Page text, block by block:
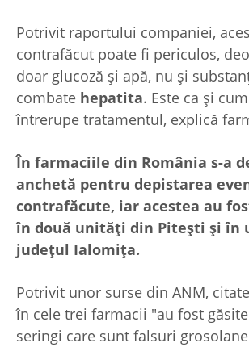
Potrivit raportului companiei,
contrafăcut poate fi periculos,
doar glucoză şi apă, nu şi
combate hepatita. Este ca şi
întrerupe tratamentul, explică
În farmaciile din România s-a
anchetă pentru depistarea
contrafăcute, iar acestea au
în două unităţi din Piteşti şi în
judeţul Ialomiţa.
Potrivit unor surse din ANM,
în cele trei farmacii "au fost
seringi care sunt falsuri